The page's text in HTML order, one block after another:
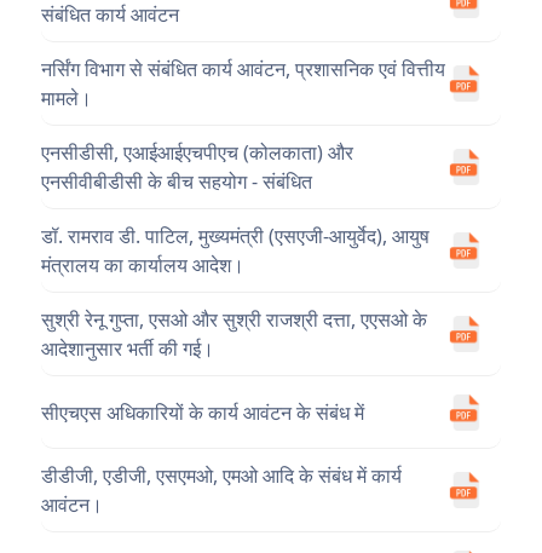
संबंधित कार्य आवंटन
नर्सिंग विभाग से संबंधित कार्य आवंटन, प्रशासनिक एवं वित्तीय
मामले।
एनसीडीसी, एआईआईएचपीएच (कोलकाता) और
एनसीवीबीडीसी के बीच सहयोग - संबंधित
डॉ. रामराव डी. पाटिल, मुख्यमंत्री (एसएजी-आयुर्वेद), आयुष
मंत्रालय का कार्यालय आदेश।
सुश्री रेनू गुप्ता, एसओ और सुश्री राजश्री दत्ता, एएसओ के
आदेशानुसार भर्ती की गई।
सीएचएस अधिकारियों के कार्य आवंटन के संबंध में
डीडीजी, एडीजी, एसएमओ, एमओ आदि के संबंध में कार्य
आवंटन।